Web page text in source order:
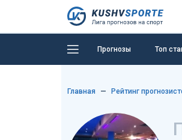
Прогнозы Топ
Главная Рейтинг